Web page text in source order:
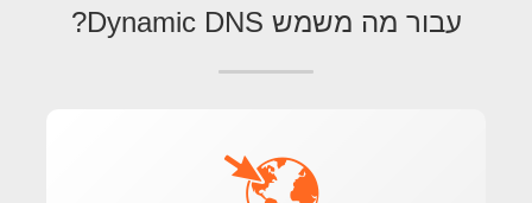
עבור מה משמש Dynamic DNS?